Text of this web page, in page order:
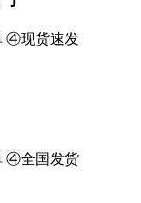
④现货速发
④全国发货